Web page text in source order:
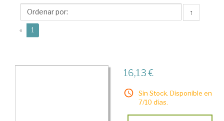
Muñiz,M.J.
↑
« 1
16,13 €
Sin Stock. Disponible en
7/10 días.